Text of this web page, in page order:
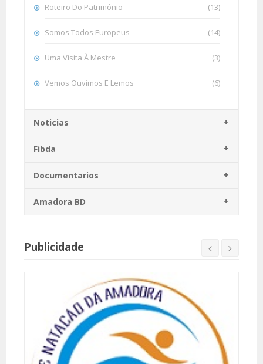
Roteiro Do Património (13)
Somos Todos Europeus (14)
Uma Visita À Mestre (3)
Vemos Ouvimos E Lemos (6)
Noticias
Fibda
Documentarios
Amadora BD
Publicidade